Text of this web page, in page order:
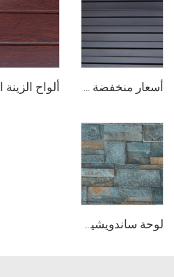
أسعار منخفضة لألواح الجدران الخارجية المعزولة رغوة البولي يوريثين ألواح الألمنيوم المركبة لوحة الجدار الخارجي للمنازل الصغيرة
لوحة ساندويشية من الفولاذ المعزولة والعازلة للصوت بسماكة 50 مم من رغوة الـ EPS والعزل من البولي يوريثين للجدران والسقف